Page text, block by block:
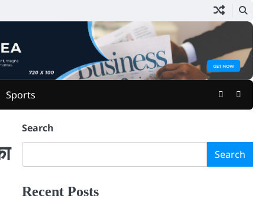
Sports Facebook
Search
Search
Recent Posts